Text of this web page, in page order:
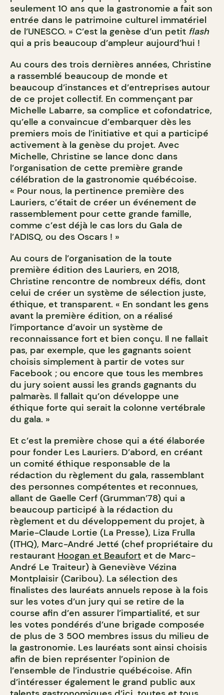
seulement 10 ans que la gastronomie a fait son
entrée dans le patrimoine culturel immatériel
de l’UNESCO. » C’est la genèse d’un petit flash
qui a pris beaucoup d’ampleur aujourd’hui !
Au cours des trois dernières années, Christine
a rassemblé beaucoup de monde et
beaucoup d’instances et d’entreprises autour
de ce projet collectif. En commençant par
Michelle Labarre, sa complice et cofondatrice,
qu’elle a convaincue d’embarquer dès les
premiers mois de l’initiative et qui a participé
activement à la genèse du projet. Avec
Michelle, Christine se lance donc dans
l’organisation de cette première grande
célébration de la gastronomie québécoise.
« Pour nous, la pertinence première des
Lauriers, c’était de créer un événement de
rassemblement pour cette grande famille,
comme c’est déjà le cas lors du Gala de
l’ADISQ, ou des Oscars ! »
Au cours de l’organisation de la toute
première édition des Lauriers, en 2018,
Christine rencontre de nombreux défis, dont
celui de créer un système de sélection juste,
éthique, et transparent. « En sondant les gens
avant la première édition, on a réalisé
l’importance d’avoir un système de
reconnaissance fort et bien conçu. Il ne fallait
pas, par exemple, que les gagnants soient
choisis simplement à partir de votes sur
Facebook ; ou encore que tous les membres
du jury soient aussi les grands gagnants du
palmarès. Il fallait qu’on développe une
éthique forte qui serait la colonne vertébrale
du gala. »
Et c’est la première chose qui a été élaborée
pour fonder Les Lauriers. D’abord, en créant
un comité éthique responsable de la
rédaction du règlement du gala, rassemblant
des personnes compétentes et reconnues,
allant de Gaelle Cerf (Grumman’78) qui a
beaucoup participé à la rédaction du
règlement et du développement du projet, à
Marie-Claude Lortie (La Presse), Liza Frulla
(ITHQ), Marc-André Jetté (chef propriétaire du
restaurant Hoogan et Beaufort et de Marc-
André Le Traiteur) à Geneviève Vézina
Montplaisir (Caribou). La sélection des
finalistes des lauréats annuels repose à la fois
sur les votes d’un jury qui se retire de la
course afin d’en assurer l’impartialité, et sur
les votes pondérés d’une brigade composée
de plus de 3 500 membres issus du milieu de
la gastronomie. Les lauréats sont ainsi choisis
afin de bien représenter l’opinion de
l’ensemble de l’industrie québécoise. Afin
d’intéresser également le grand public aux